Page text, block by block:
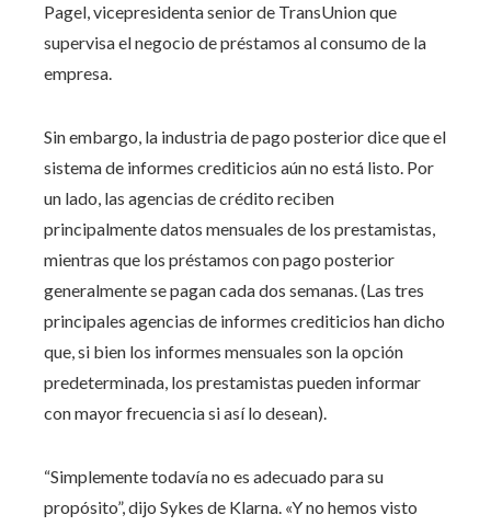
Pagel, vicepresidenta senior de TransUnion que
supervisa el negocio de préstamos al consumo de la
empresa.
Sin embargo, la industria de pago posterior dice que el
sistema de informes crediticios aún no está listo. Por
un lado, las agencias de crédito reciben
principalmente datos mensuales de los prestamistas,
mientras que los préstamos con pago posterior
generalmente se pagan cada dos semanas. (Las tres
principales agencias de informes crediticios han dicho
que, si bien los informes mensuales son la opción
predeterminada, los prestamistas pueden informar
con mayor frecuencia si así lo desean).
“Simplemente todavía no es adecuado para su
propósito”, dijo Sykes de Klarna. «Y no hemos visto